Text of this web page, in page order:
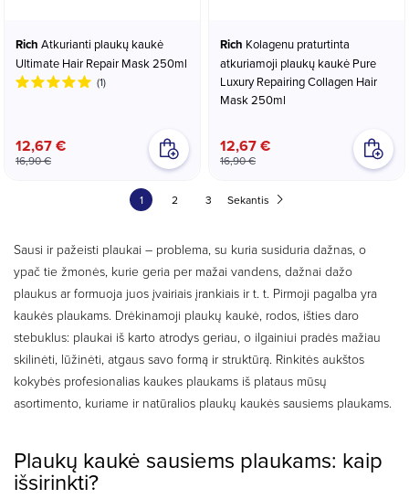
Rich
Ultimate Hair Repair Mask 250ml
(1)
12,67 €
16,90 €
Rich
atkuriamoji plaukų kaukė Pure
Luxury Repairing Collagen Hair
Mask 250ml
12,67 €
16,90 €
1 2 3 Sekantis
Sausi ir pažeisti plaukai – problema, su kuria susiduria dažnas, o
ypač tie žmonės, kurie geria per mažai vandens, dažnai dažo
plaukus ar formuoja juos įvairiais įrankiais ir t. t. Pirmoji pagalba yra
kaukės plaukams. Drėkinamoji plaukų kaukė, rodos, išties daro
stebuklus: plaukai iš karto atrodys geriau, o ilgainiui pradės mažiau
skilinėti, lūžinėti, atgaus savo formą ir struktūrą. Rinkitės aukštos
kokybės profesionalias kaukes plaukams iš plataus mūsų
asortimento, kuriame ir natūralios plaukų kaukės sausiems plaukams.
Plaukų kaukė sausiems plaukams: kaip
išsirinkti?